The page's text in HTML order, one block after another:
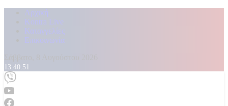
Αρχική
Kontra Live
Καταγγελίες
Επικοινωνία
13:40:52